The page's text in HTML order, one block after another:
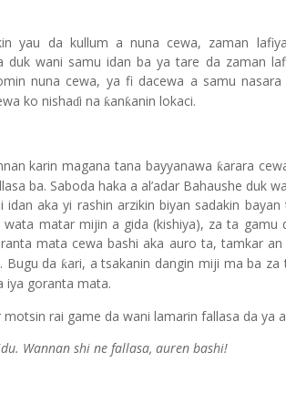
yau da kullum a nuna cewa, zaman
duk wani samu idan ba ya tare da zaman
nuna cewa, ya fi dacewa a samu nasara
ko nishaɗi na ƙanƙanin lokaci.
karin magana tana bayyanawaƙarara
ba. Saboda haka a al’adar Bahaushe duk
aka yi rashin arzikin biyan sadakin bayan
matar mijin a gida (kishiya), za ta gamu
mata cewa bashi aka auro ta, tamkar
Bugu da ƙari, a tsakanin dangin miji ma ba za
iya goranta mata.
rai game da wani lamarin fallasa da ya
Wannan shi ne fallasa, auren bashi!